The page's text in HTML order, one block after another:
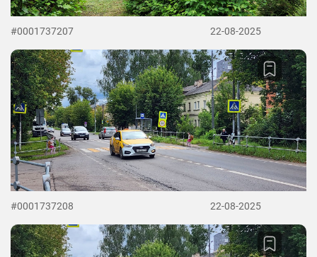
#0001737207 22-08-2025
#0001737208 22-08-2025